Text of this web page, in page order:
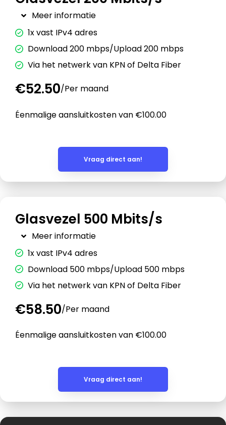
Meer informatie
1x vast IPv4 adres
Download 200 mbps/Upload 200 mbps
Via het netwerk van KPN of Delta Fiber
€52.50/Per maand
Éenmalige aansluitkosten van €100.00
Vraag direct aan!
Glasvezel 500 Mbits/s
Meer informatie
1x vast IPv4 adres
Download 500 mbps/Upload 500 mbps
Via het netwerk van KPN of Delta Fiber
€58.50/Per maand
Éenmalige aansluitkosten van €100.00
Vraag direct aan!